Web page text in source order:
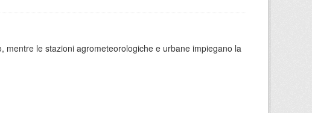
le stazioni agrometeorologiche e urbane impiegano la